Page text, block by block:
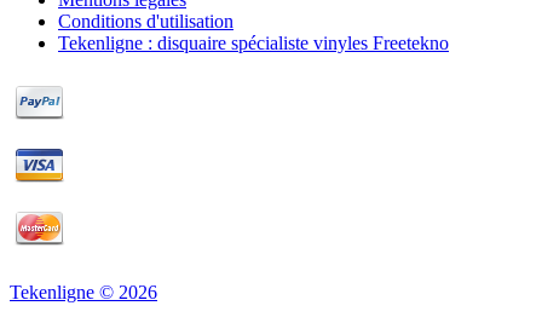
Conditions d'utilisation
Tekenligne : disquaire spécialiste vinyles Freetekno
Tekenligne © 2026